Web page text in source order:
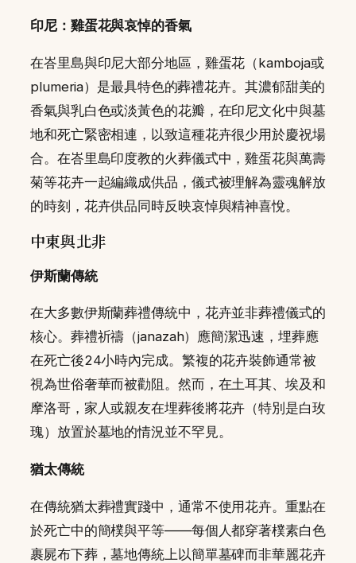
印尼：雞蛋花與哀悼的香氣
在峇里島與印尼大部分地區，雞蛋花（kamboja或
plumeria）是最具特色的葬禮花卉。其濃郁甜美的
香氣與乳白色或淡黃色的花瓣，在印尼文化中與墓
地和死亡緊密相連，以致這種花卉很少用於慶祝場
合。在峇里島印度教的火葬儀式中，雞蛋花與萬壽
菊等花卉一起編織成供品，儀式被理解為靈魂解放
的時刻，花卉供品同時反映哀悼與精神喜悅。
中東與北非
伊斯蘭傳統
在大多數伊斯蘭葬禮傳統中，花卉並非葬禮儀式的
核心。葬禮祈禱（janazah）應簡潔迅速，埋葬應
在死亡後24小時內完成。繁複的花卉裝飾通常被
視為世俗奢華而被勸阻。然而，在土耳其、埃及和
摩洛哥，家人或親友在埋葬後將花卉（特別是白玫
瑰）放置於墓地的情況並不罕見。
猶太傳統
在傳統猶太葬禮實踐中，通常不使用花卉。重點在
於死亡中的簡樸與平等——每個人都穿著樸素白色
裹屍布下葬，墓地傳統上以簡單墓碑而非華麗花卉